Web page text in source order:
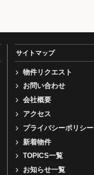
サイトマップ
物件リクエスト
お問い合わせ
会社概要
アクセス
プライバシーポリシー
新着物件
TOPICS一覧
お知らせ一覧